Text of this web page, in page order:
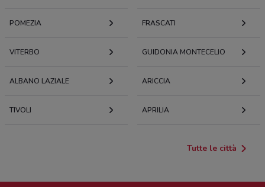
POMEZIA FRASCATI
VITERBO GUIDONIA MONTECELIO
ALBANO LAZIALE ARICCIA
TIVOLI APRILIA
Tutte le città